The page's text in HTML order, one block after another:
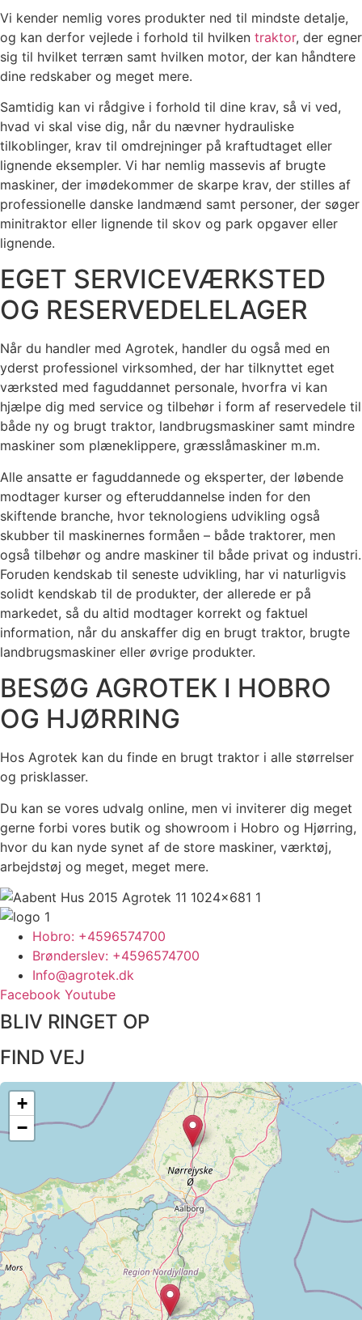
Vi kender nemlig vores produkter ned til mindste detalje,
og kan derfor vejlede i forhold til hvilken traktor, der egner
sig til hvilket terræn samt hvilken motor, der kan håndtere
dine redskaber og meget mere.
Samtidig kan vi rådgive i forhold til dine krav, så vi ved,
hvad vi skal vise dig, når du nævner hydrauliske
tilkoblinger, krav til omdrejninger på kraftudtaget eller
lignende eksempler. Vi har nemlig massevis af brugte
maskiner, der imødekommer de skarpe krav, der stilles af
professionelle danske landmænd samt personer, der søger
minitraktor eller lignende til skov og park opgaver eller
lignende.
EGET SERVICEVÆRKSTED
OG RESERVEDELELAGER
Når du handler med Agrotek, handler du også med en
yderst professionel virksomhed, der har tilknyttet eget
værksted med faguddannet personale, hvorfra vi kan
hjælpe dig med service og tilbehør i form af reservedele til
både ny og brugt traktor, landbrugsmaskiner samt mindre
maskiner som plæneklippere, græsslåmaskiner m.m.
Alle ansatte er faguddannede og eksperter, der løbende
modtager kurser og efteruddannelse inden for den
skiftende branche, hvor teknologiens udvikling også
skubber til maskinernes formåen – både traktorer, men
også tilbehør og andre maskiner til både privat og industri.
Foruden kendskab til seneste udvikling, har vi naturligvis
solidt kendskab til de produkter, der allerede er på
markedet, så du altid modtager korrekt og faktuel
information, når du anskaffer dig en brugt traktor, brugte
landbrugsmaskiner eller øvrige produkter.
BESØG AGROTEK I HOBRO
OG HJØRRING
Hos Agrotek kan du finde en brugt traktor i alle størrelser
og prisklasser.
Du kan se vores udvalg online, men vi inviterer dig meget
gerne forbi vores butik og showroom i Hobro og Hjørring,
hvor du kan nyde synet af de store maskiner, værktøj,
arbejdstøj og meget, meget mere.
Hobro: +4596574700
Brønderslev: +4596574700
Info@agrotek.dk
Facebook Youtube
BLIV RINGET OP​
FIND VEJ​
+
−